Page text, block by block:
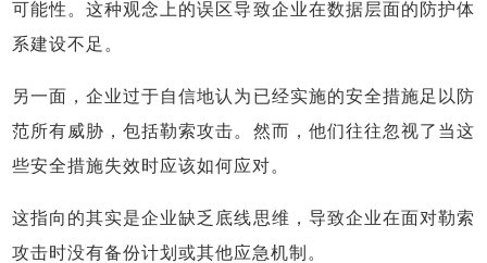
可能性。这种观念上的误区导致企业在数据层面的防护体
系建设不足。
另一面，企业过于自信地认为已经实施的安全措施足以防
范所有威胁，包括勒索攻击。然而，他们往往忽视了当这
些安全措施失效时应该如何应对。
这指向的其实是企业缺乏底线思维，导致企业在面对勒索
攻击时没有备份计划或其他应急机制。